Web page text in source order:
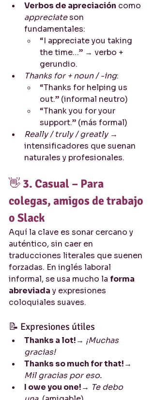
Verbos de apreciación como
appreciate son
fundamentales:
“I appreciate you taking
the time…” → verbo +
gerundio.
Thanks for + noun / -ing:
“Thanks for helping us
out.” (informal neutro)
“Thank you for your
support.” (más formal)
Really / truly / greatly →
intensificadores que suenan
naturales y profesionales.
👋 3. Casual – Para
colegas, amigos de trabajo
o Slack
Aquí la clave es sonar cercano y
auténtico, sin caer en
traducciones literales que suenen
forzadas. En inglés laboral
informal, se usa mucho la forma
abreviada y expresiones
coloquiales suaves.
📝 Expresiones útiles
Thanks a lot!→ ¡Muchas
gracias!
Thanks so much for that!→
Mil gracias por eso.
I owe you one!→ Te debo